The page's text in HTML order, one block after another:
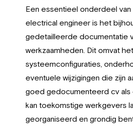
Een essentieel onderdeel van
electrical engineer is het
gedetailleerde documentatie
werkzaamheden. Dit omvat
systeemconfiguraties,
eventuele wijzigingen die zijn
goed gedocumenteerd cv als
kan toekomstige werkgevers
georganiseerd en grondig